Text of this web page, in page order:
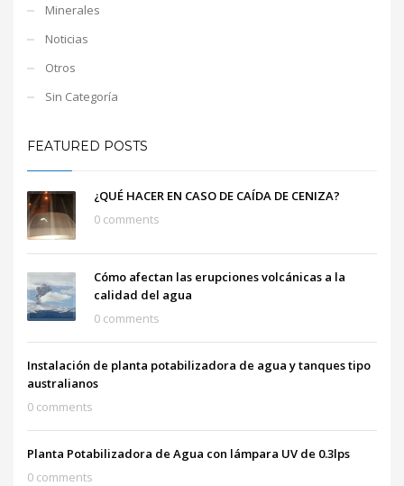
Minerales
Noticias
Otros
Sin Categoría
FEATURED POSTS
¿QUÉ HACER EN CASO DE CAÍDA DE CENIZA?
0 comments
Cómo afectan las erupciones volcánicas a la
calidad del agua
0 comments
Instalación de planta potabilizadora de agua y tanques tipo
australianos
0 comments
Planta Potabilizadora de Agua con lámpara UV de 0.3lps
0 comments